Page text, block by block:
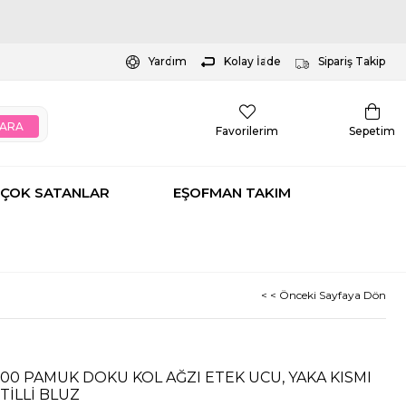
Yardım Kolay İade Sipariş Takip
Sepetim
Favorilerim
ÇOK SATANLAR EŞOFMAN TAKIM
< < Önceki Sayfaya Dön
PAMUK DOKU KOL AĞZI ETEK UCU, YAKA KISMI
BLUZ